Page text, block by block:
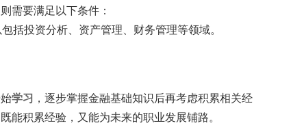
需要满足以下条件：
包括投资分析、资产管理、财务管理等领域。
学习 ，逐步掌握金融基础知识后再考虑积累相关经
能积累经验，又能为未来的职业发展铺路。